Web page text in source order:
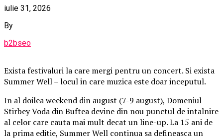
iulie 31, 2026
By
b2bseo
Exista festivaluri la care mergi pentru un concert. Si exista
Summer Well – locul in care muzica este doar inceputul.
In al doilea weekend din august (7-9 august), Domeniul
Stirbey Voda din Buftea devine din nou punctul de intalnire
al celor care cauta mai mult decat un line-up. La 15 ani de
la prima editie, Summer Well continua sa defineasca un